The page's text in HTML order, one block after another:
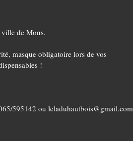
de Mons.
masque obligatoire lors de vos
!
595142 ou leladuhautbois@gmail.com